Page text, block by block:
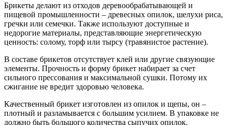
Брикеты делают из отходов деревообрабатывающей и
пищевой промышленности – древесных опилок, шелухи риса,
гречки или семечки. Также используют доступные и
недорогие материалы, представляющие энергетическую
ценность: солому, торф или тырсу (травянистое растение).
В составе брикетов отсутствует клей или другие связующие
элементы. Прочность и форму брикет набирает за счет
сильного прессования и максимальной сушки. Потому их
сжигание не вредит здоровью человека.
Качественный брикет изготовлен из опилок и щепы, он –
плотный и разламывается с большим усилием. В упаковке не
должно быть большого количества сыпучих опилок.